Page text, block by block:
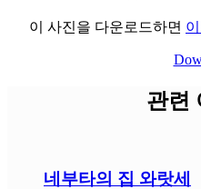
이 사진을 다운로드하면
관련
네부타의 집 와랏세